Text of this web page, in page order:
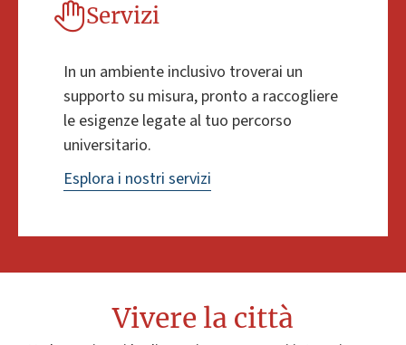
Servizi
In un ambiente inclusivo troverai un
supporto su misura, pronto a raccogliere
le esigenze legate al tuo percorso
universitario.
Esplora i nostri servizi
Vivere la città